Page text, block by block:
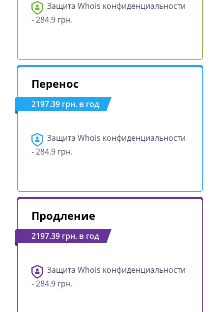
Защита Whois конфиденциальности
- 284.9 грн.
Перенос
2197.39 грн. в год
Защита Whois конфиденциальности
- 284.9 грн.
Продление
2197.39 грн. в год
Защита Whois конфиденциальности
- 284.9 грн.